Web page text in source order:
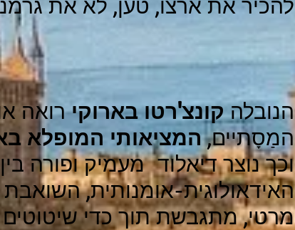
להכיר את ארצו, טען, לא את
הנובלהקונצ'רטו בארוקירואה
המַסָתיים,המציאותי המופלא
וכך נוצר דיאלוד מעמיק ופורה
האידאולוגית-אומנותית,
מרטי, מתגבשת תוך כדי שיטוטים